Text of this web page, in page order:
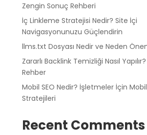
Zengin Sonuç Rehberi
İç Linkleme Stratejisi Nedir? Site İçi
Navigasyonunuzu Güçlendirin
llms.txt Dosyası Nedir ve Neden
Zararlı Backlink Temizliği Nasıl
Rehber
Mobil SEO Nedir? İşletmeler İçin Mobil
Stratejileri
Recent Comments